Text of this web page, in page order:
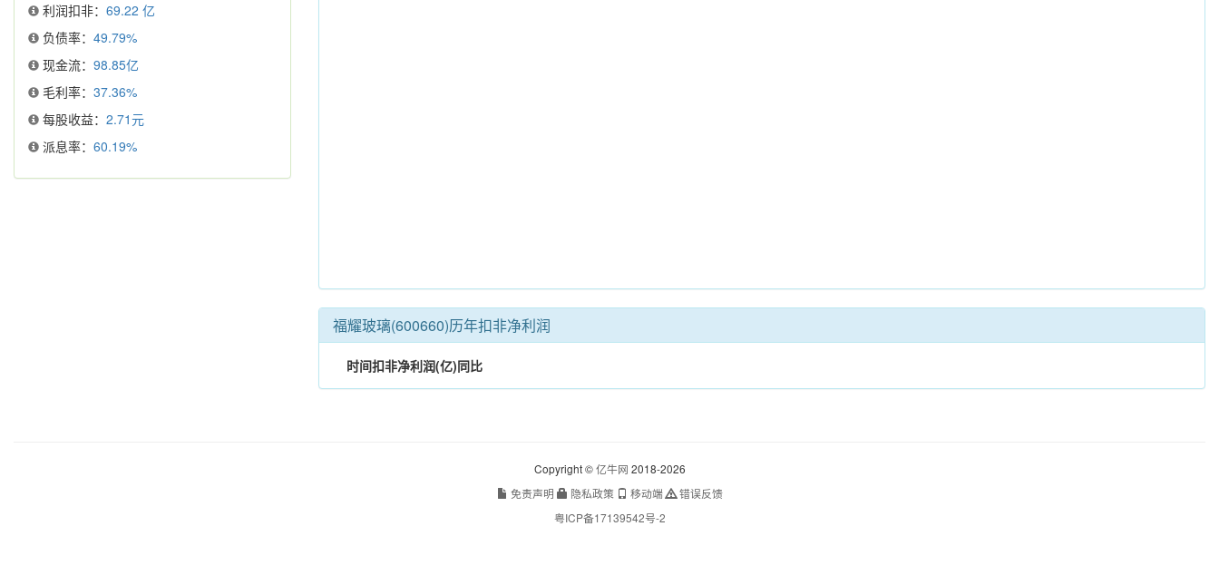
利润扣非： 69.22 亿
负债率： 49.79%
现金流： 98.85亿
毛利率： 37.36%
每股收益： 2.71元
派息率： 60.19%
福耀玻璃(600660)历年扣非净利润
时间扣非净利润(亿)同比
Copyright ©亿牛网 2018-2026
免责声明
隐私政策 移动端
错误反馈
粤ICP备17139542号-2